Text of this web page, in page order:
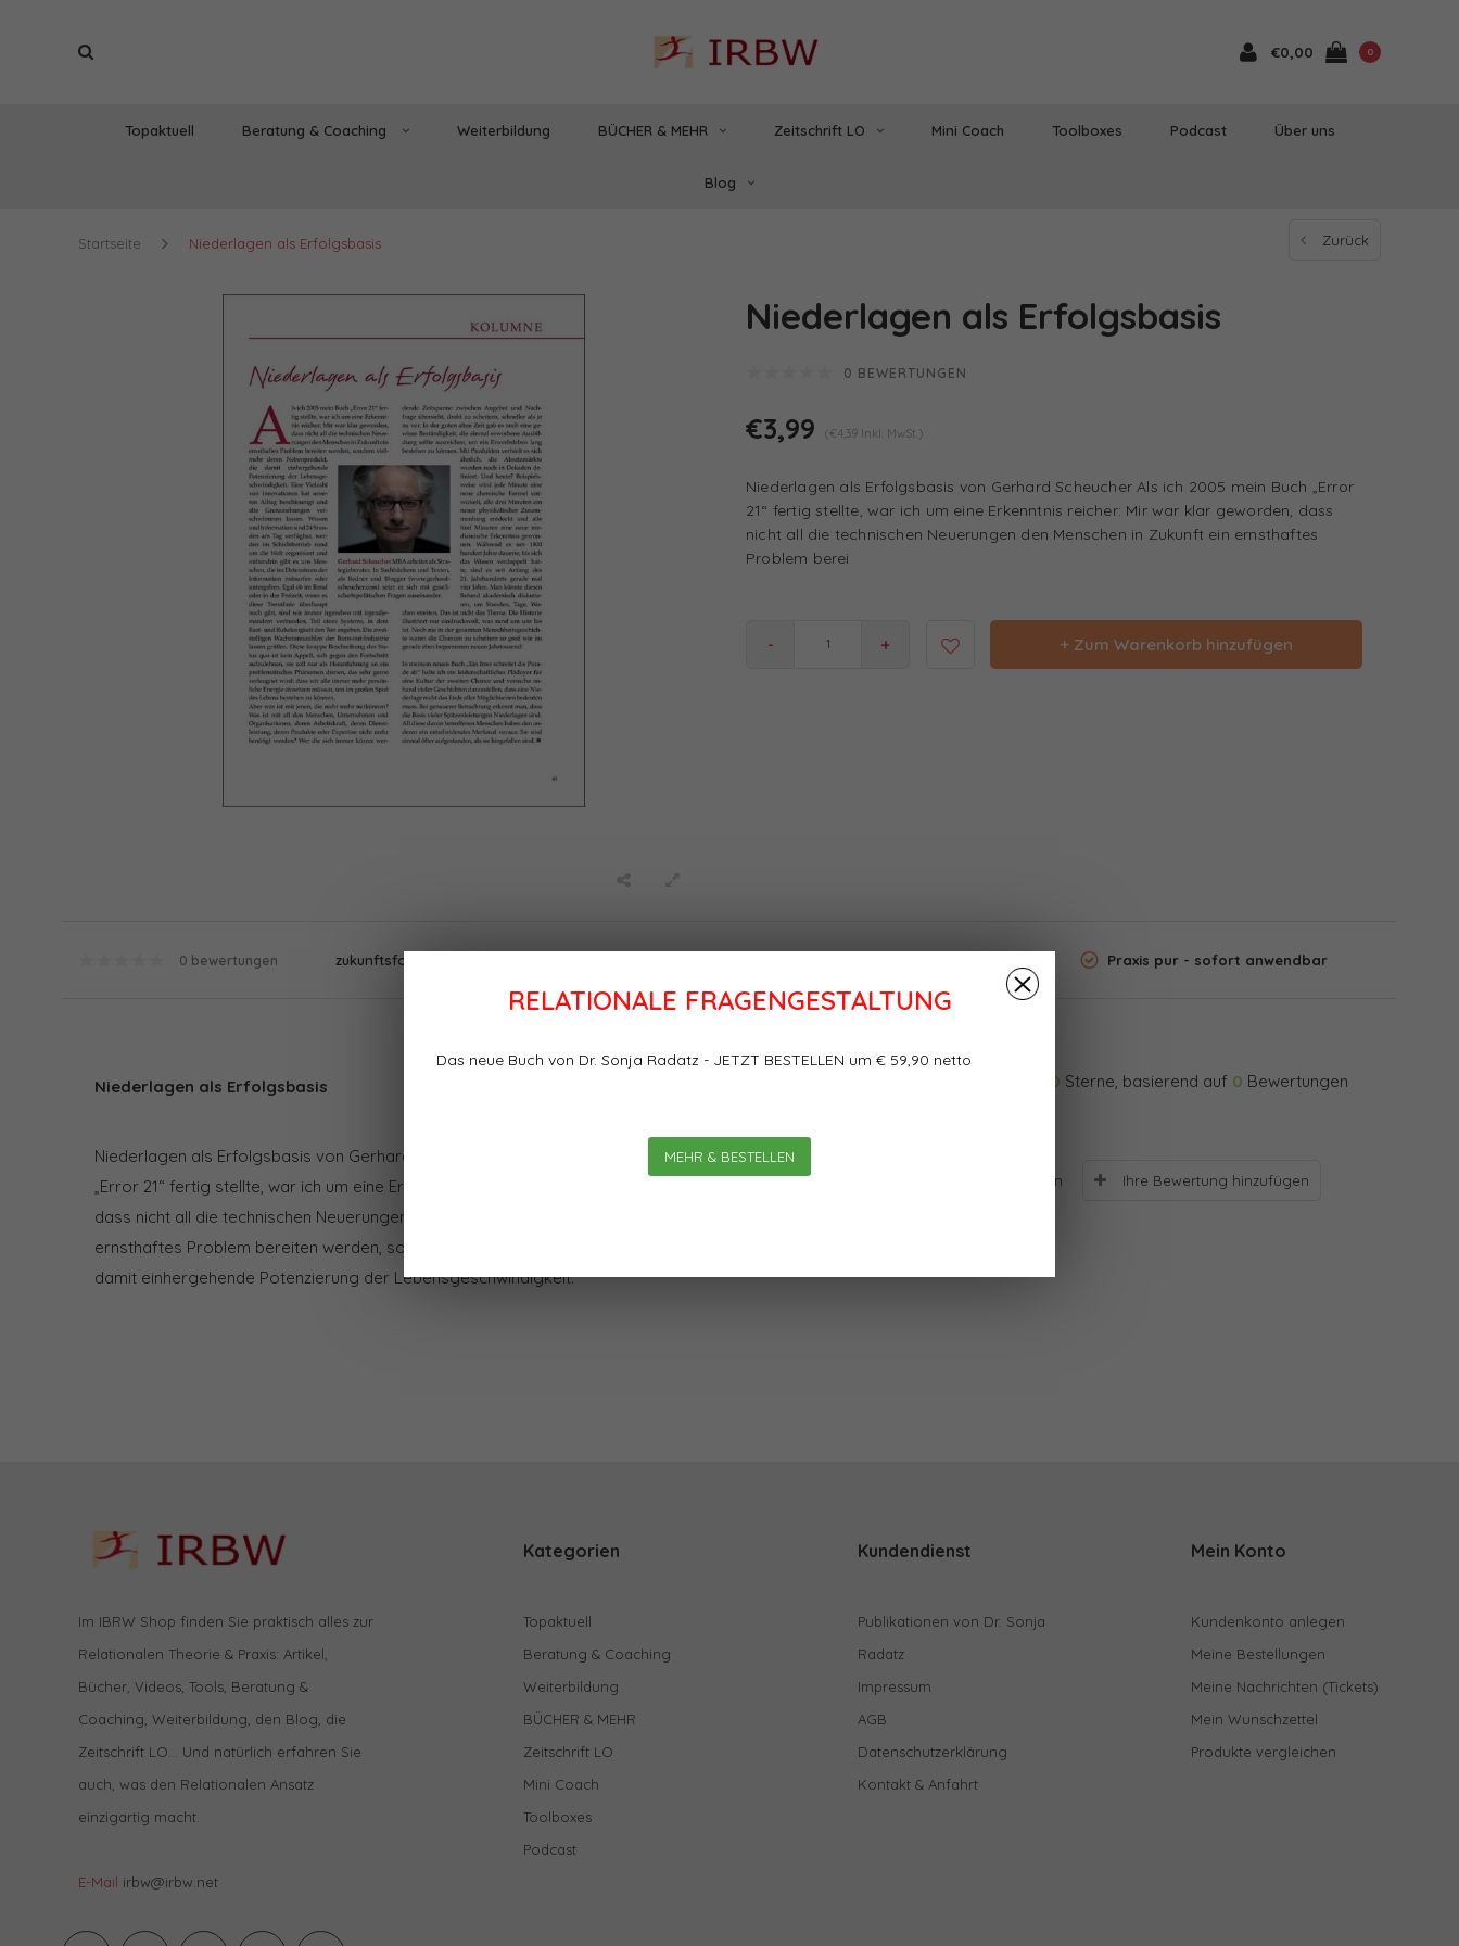
RELATIONALE FRAGENGESTALTUNG
Das neue Buch von Dr. Sonja Radatz - JETZT BESTELLEN um € 59,90 netto
MEHR & BESTELLEN
€0,00 0
Topaktuell Beratung & Coaching Weiterbildung BÜCHER & MEHR Zeitschrift LO Mini Coach Toolboxes Podcast Über uns
Blog
Startseite Niederlagen als Erfolgsbasis Zurück
Niederlagen als Erfolgsbasis
0 BEWERTUNGEN
€3,99 (€4,39 Inkl. MwSt.)
Niederlagen als Erfolgsbasis von Gerhard Scheucher Als ich 2005 mein Buch „Error
21“ fertig stellte, war ich um eine Erkenntnis reicher: Mir war klar geworden, dass
nicht all die technischen Neuerungen den Menschen in Zukunft ein ernsthaftes
Problem berei
- + + Zum Warenkorb hinzufügen
0 bewertungen zukunftsfokussiert Praxis pur - sofort anwendbar
Niederlagen als Erfolgsbasis
Niederlagen als Erfolgsbasis von Gerhard Scheucher Als ich 2005 mein Buch
„Error 21“ fertig stellte, war ich um eine Erkenntnis reicher: Mir war klar geworden,
dass nicht all die technischen Neuerungen den Menschen in Zukunft ein
ernsthaftes Problem bereiten werden, sondern vielmehr deren Nebenprodukt, die
damit einhergehende Potenzierung der Lebensgeschwindigkeit.
0 Sterne, basierend auf 0 Bewertungen
0Sterne, basierend auf Bewertungen Ihre Bewertung hinzufügen
Im IBRW Shop finden Sie praktisch alles zur
Relationalen Theorie & Praxis: Artikel,
Bücher, Videos, Tools, Beratung &
Coaching, Weiterbildung, den Blog, die
Zeitschrift LO… Und natürlich erfahren Sie
auch, was den Relationalen Ansatz
einzigartig macht.
E-Mail irbw@irbw.net
Kategorien
Topaktuell
Beratung & Coaching
Weiterbildung
BÜCHER & MEHR
Zeitschrift LO
Mini Coach
Toolboxes
Podcast
Kundendienst
Publikationen von Dr. Sonja
Radatz
Impressum
AGB
Datenschutzerklärung
Kontakt & Anfahrt
Mein Konto
Kundenkonto anlegen
Meine Bestellungen
Meine Nachrichten (Tickets)
Mein Wunschzettel
Produkte vergleichen